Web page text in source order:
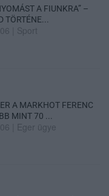
A FIUNKRA” –
TÖRTÉNE...
Sport
A MARKHOT FERENC
MINT 70 ...
Eger ügye